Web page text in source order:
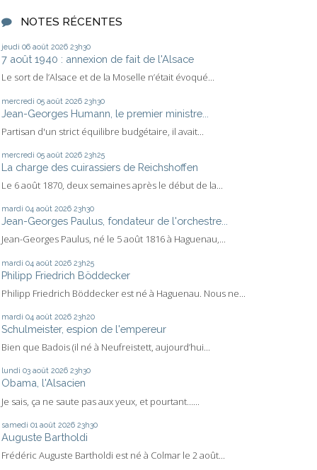
NOTES RÉCENTES
jeudi 06 août 2026 23h30
7 août 1940 : annexion de fait de l'Alsace
Le sort de l’Alsace et de la Moselle n’était évoqué...
mercredi 05 août 2026 23h30
Jean-Georges Humann, le premier ministre...
Partisan d'un strict équilibre budgétaire, il avait...
mercredi 05 août 2026 23h25
La charge des cuirassiers de Reichshoffen
Le 6 août 1870, deux semaines après le début de la...
mardi 04 août 2026 23h30
Jean-Georges Paulus, fondateur de l'orchestre...
Jean-Georges Paulus, né le 5 août 1816 à Haguenau,...
mardi 04 août 2026 23h25
Philipp Friedrich Böddecker
Philipp Friedrich Böddecker est né à Haguenau. Nous ne...
mardi 04 août 2026 23h20
Schulmeister, espion de l'empereur
Bien que Badois (il né à Neufreistett, aujourd’hui...
lundi 03 août 2026 23h30
Obama, l'Alsacien
Je sais, ça ne saute pas aux yeux, et pourtant…...
samedi 01 août 2026 23h30
Auguste Bartholdi
Frédéric Auguste Bartholdi est né à Colmar le 2 août...